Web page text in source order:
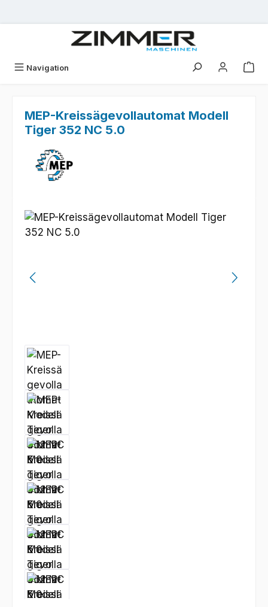
Navigation
MEP-Kreissägevollautomat Modell
Tiger 352 NC 5.0
Bildergalerie überspringen